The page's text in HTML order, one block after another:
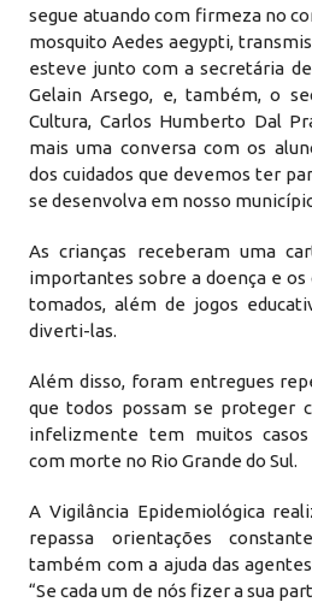
segue atuando com firmeza no
mosquito Aedes aegypti,
esteve junto com a secretária
Gelain Arsego, e, também, o
Cultura, Carlos Humberto Dal
mais uma conversa com os
dos cuidados que devemos ter
se desenvolva em nosso
As crianças receberam uma
importantes sobre a doença e os
tomados, além de jogos
diverti-las.
Além disso, foram entregues
que todos possam se proteger
infelizmente tem muitos casos
com morte no Rio Grande do Sul.
A Vigilância Epidemiológica
repassa orientações
também com a ajuda das
“Se cada um de nós fizer a sua